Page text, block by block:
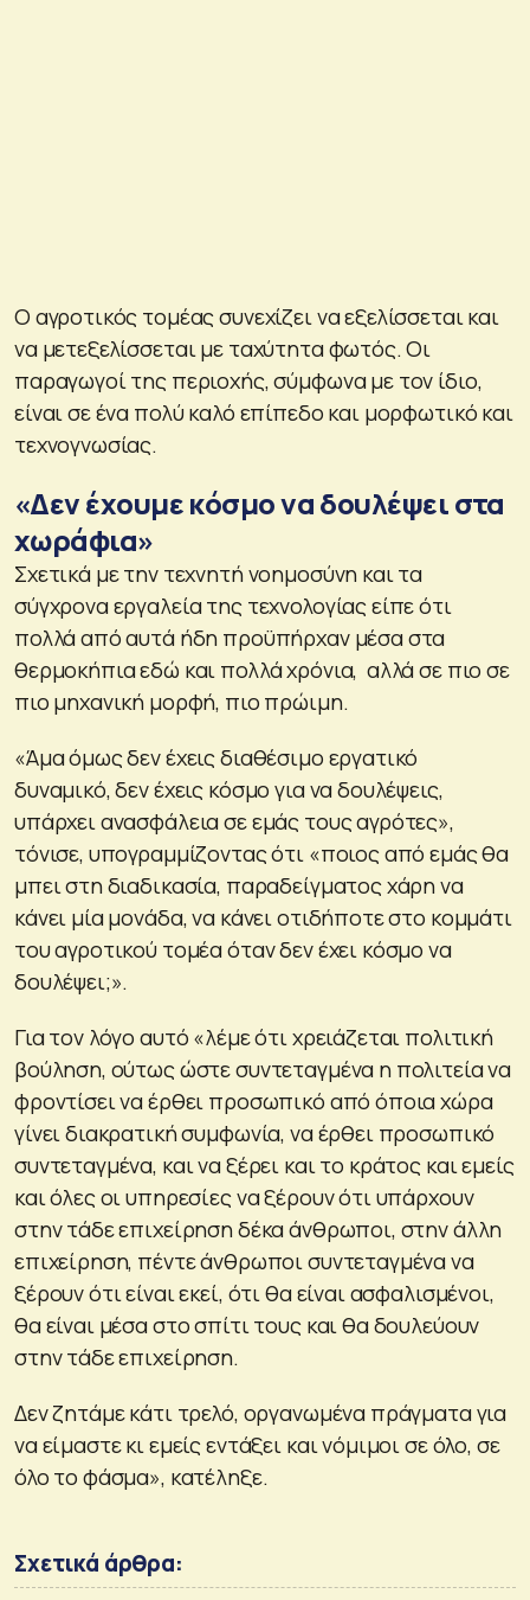
Ο αγροτικός τομέας συνεχίζει να εξελίσσεται και
να μετεξελίσσεται με ταχύτητα φωτός. Οι
παραγωγοί της περιοχής, σύμφωνα με τον ίδιο,
είναι σε ένα πολύ καλό επίπεδο και μορφωτικό και
τεχνογνωσίας.
«Δεν έχουμε κόσμο να δουλέψει στα
χωράφια»
Σχετικά με την τεχνητή νοημοσύνη και τα
σύγχρονα εργαλεία της τεχνολογίας είπε ότι
πολλά από αυτά ήδη προϋπήρχαν μέσα στα
θερμοκήπια εδώ και πολλά χρόνια, αλλά σε πιο σε
πιο μηχανική μορφή, πιο πρώιμη.
«Άμα όμως δεν έχεις διαθέσιμο εργατικό
δυναμικό, δεν έχεις κόσμο για να δουλέψεις,
υπάρχει ανασφάλεια σε εμάς τους αγρότες»,
τόνισε, υπογραμμίζοντας ότι «ποιος από εμάς θα
μπει στη διαδικασία, παραδείγματος χάρη να
κάνει μία μονάδα, να κάνει οτιδήποτε στο κομμάτι
του αγροτικού τομέα όταν δεν έχει κόσμο να
δουλέψει;».
Για τον λόγο αυτό «λέμε ότι χρειάζεται πολιτική
βούληση, ούτως ώστε συντεταγμένα η πολιτεία να
φροντίσει να έρθει προσωπικό από όποια χώρα
γίνει διακρατική συμφωνία, να έρθει προσωπικό
συντεταγμένα, και να ξέρει και το κράτος και εμείς
και όλες οι υπηρεσίες να ξέρουν ότι υπάρχουν
στην τάδε επιχείρηση δέκα άνθρωποι, στην άλλη
επιχείρηση, πέντε άνθρωποι συντεταγμένα να
ξέρουν ότι είναι εκεί, ότι θα είναι ασφαλισμένοι,
θα είναι μέσα στο σπίτι τους και θα δουλεύουν
στην τάδε επιχείρηση.
Δεν ζητάμε κάτι τρελό, οργανωμένα πράγματα για
να είμαστε κι εμείς εντάξει και νόμιμοι σε όλο, σε
όλο το φάσμα», κατέληξε.
Σχετικά άρθρα: